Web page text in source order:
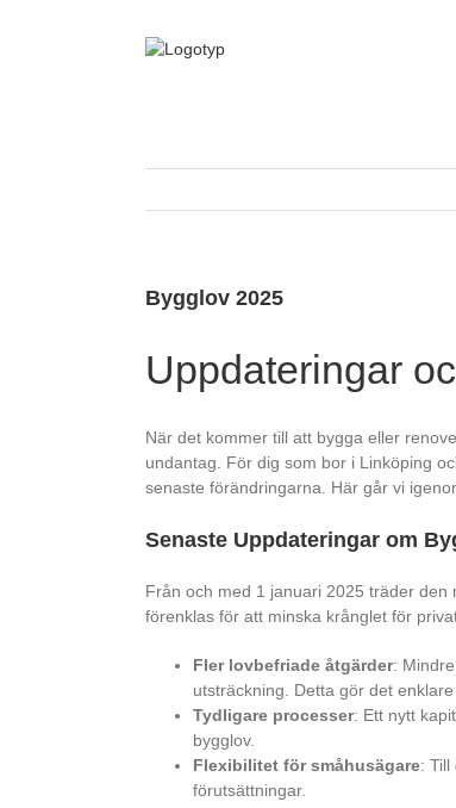
Bygglov 2025
Uppdateringar
När det kommer till att bygga eller
undantag. För dig som bor i Linköping
senaste förändringarna. Här går vi
Senaste Uppdateringar om
Från och med 1 januari 2025 träder
förenklas för att minska krånglet för
Fler lovbefriade åtgärder:
utsträckning. Detta gör det
Tydligare processer: Ett nytt
bygglov.
Flexibilitet för småhusägare: Till
förutsättningar.